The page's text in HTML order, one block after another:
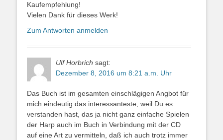
Kaufempfehlung!
Vielen Dank für dieses Werk!
Zum Antworten anmelden
Ulf Horbrich sagt:
Dezember 8, 2016 um 8:21 a.m. Uhr
Das Buch ist im gesamten einschlägigen Angbot für
mich eindeutig das interessanteste, weil Du es
verstanden hast, das ja nicht ganz einfache Spielen
der Harp auch im Buch in Verbindung mit der CD
auf eine Art zu vermitteln, daß ich auch trotz immer